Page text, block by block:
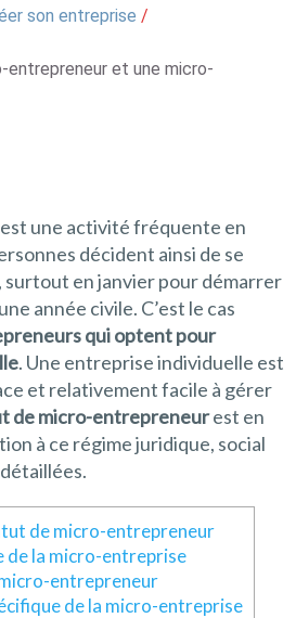
son entreprise /
entrepreneur et une micro-
une activité fréquente en
décident ainsi de se
en janvier pour démarrer
année civile. C’est le cas
qui optent pour
. Une entreprise individuelle est
et relativement facile à gérer
de micro-entrepreneurest en
à ce régime juridique, social
de micro-entrepreneur
de la micro-entreprise
entrepreneur
de la micro-entreprise